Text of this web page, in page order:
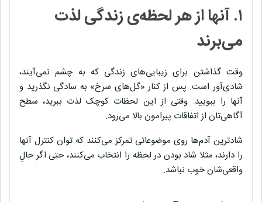
۱. آنها از هر لحظه‌ی زندگی لذت
می‌برند
وقت گذاشتن برای زیبایی‌های زندگی که به چشم نمی‌آیند،
شادی‌آور است. پس از کنار «گل‌های سرخ» به سادگی نگذرید و
آنها را ببویید. وقتی از این لحظات کوچک لذت ببرید، سطح
آگاهی‌تان از اتفاقات پیرامون بالا می‌رود.
شادترین آدم‌ها روی موضوعاتی تمرکز می‌کنند که توان کنترل‌ آنها
را دارند، مثلا شاد بودن در لحظه را انتخاب می‌کنند، حتی اگر حالِ
واقعی‌شان خوب نباشد.